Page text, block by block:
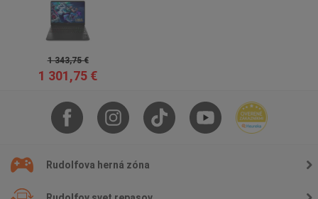
1 343,75 €
1 301,75 €
Rudolfova herná zóna